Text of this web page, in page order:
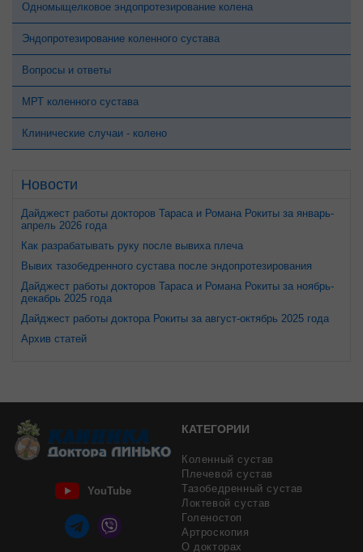
Одномыщелковое эндопротезирование колена
Эндопротезирование коленного сустава
Вопросы и ответы
МРТ коленного сустава
Клинические случаи - колено
Новости
Дайджест работы докторов Тараса и Романа Рокиты за январь-
апрель 2026 года
Как разрабатывать руку после вывиха плеча
Вывих тазобедренного сустава после эндопротезирования
Дайджест работы докторов Тараса и Романа Рокиты за ноябрь-
декабрь 2025 года
Дайджест работы доктора Рокиты за август-октябрь 2025 года
Архив статей
YouTube
КАТЕГОРИИ
Коленный сустав
Плечевой сустав
Тазобедренный сустав
Локтевой сустав
Голеностоп
Артроскопия
О докторах